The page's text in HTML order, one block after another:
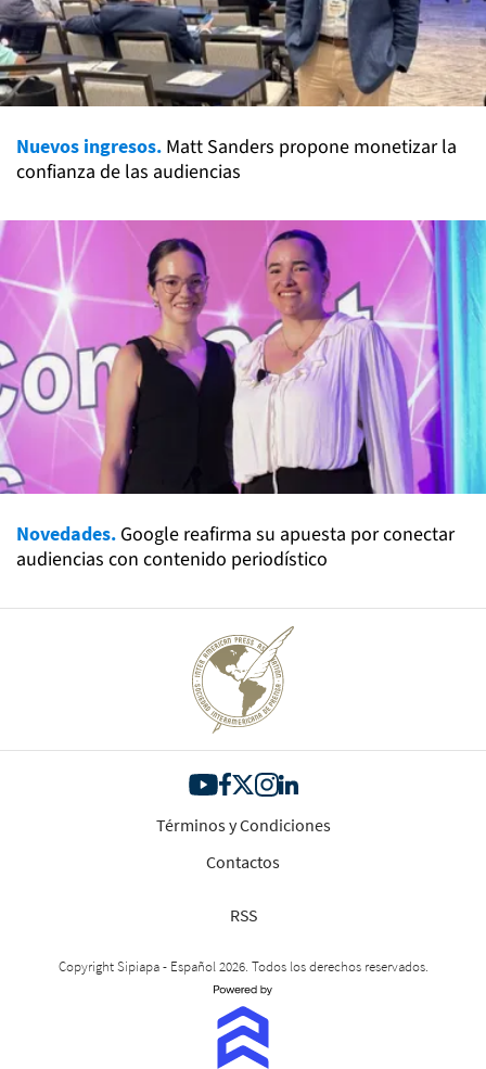
Nuevos ingresos. Matt Sanders propone monetizar la
confianza de las audiencias
Novedades. Google reafirma su apuesta por conectar
audiencias con contenido periodístico
Términos y Condiciones
Contactos
RSS
Copyright Sipiapa - Español 2026. Todos los derechos reservados.